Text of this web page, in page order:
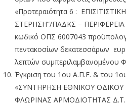
«Προτεραιότητα 6 :
ΣΤΕΡΗΣΗ”/ΠΑΔΚΣ –
κωδικό ΟΠΣ 6007043
πεντακοσίων δεκατεσσάρων
λεπτών συμπεριλαμβανομένου
Έγκριση του 1ου Α.Π.Ε. & του
«ΣΥΝΤΗΡΗΣΗ ΕΘΝΙΚΟΥ ΟΔΙΚΟΥ
ΦΛΩΡΙΝΑΣ ΑΡΜΟΔΙΟΤΗΤΑΣ